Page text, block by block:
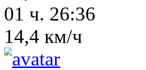
01 ч. 26:36
14,4 км/ч